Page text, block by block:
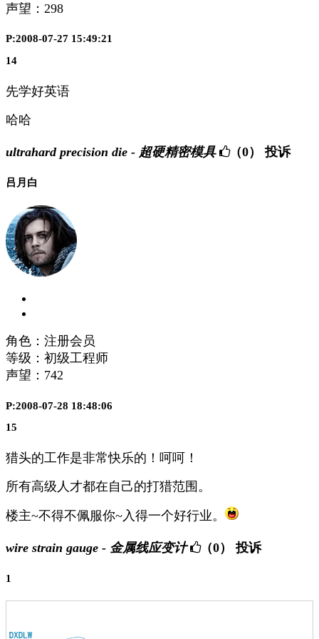
声望： 298
P:2008-07-27 15:49:21
14
先学好英语
哈哈
ultrahard precision die - 超硬精密模具 （0） 投诉
吕月白
角色：注册会员
等级：初级工程师
声望： 742
P:2008-07-28 18:48:06
15
猎头的工作是非常快乐的！呵呵！
所有高级人才都在自己的打猎范围。
楼主~不得不佩服你~入得一个好行业。
wire strain gauge - 金属线应变计 （0） 投诉
1